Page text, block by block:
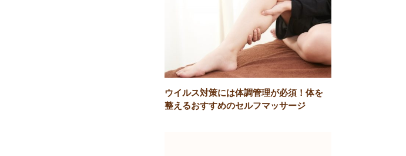
ウイルス対策には体調管理が必須！体を
整えるおすすめのセルフマッサージ